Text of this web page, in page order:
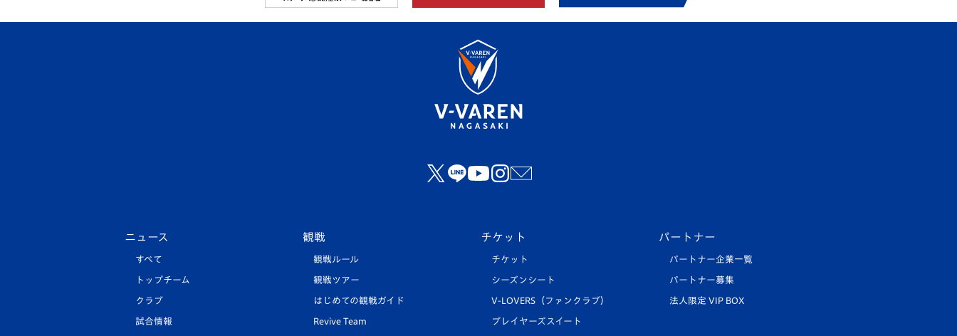
ニュース
すべて
トップチーム
クラブ
試合情報
観戦
観戦ルール
観戦ツアー
はじめての観戦ガイド
Revive Team
チケット
チケット
シーズンシート
V-LOVERS（ファンクラブ）
プレイヤーズスイート
パートナー
パートナー企業一覧
パートナー募集
法人限定 VIP BOX